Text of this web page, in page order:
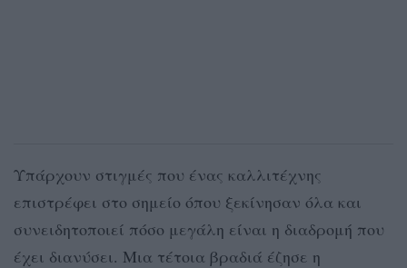
Υπάρχουν στιγμές που ένας καλλιτέχνης
επιστρέφει στο σημείο όπου ξεκίνησαν όλα και
συνειδητοποιεί πόσο μεγάλη είναι η διαδρομή που
έχει διανύσει. Μια τέτοια βραδιά έζησε η